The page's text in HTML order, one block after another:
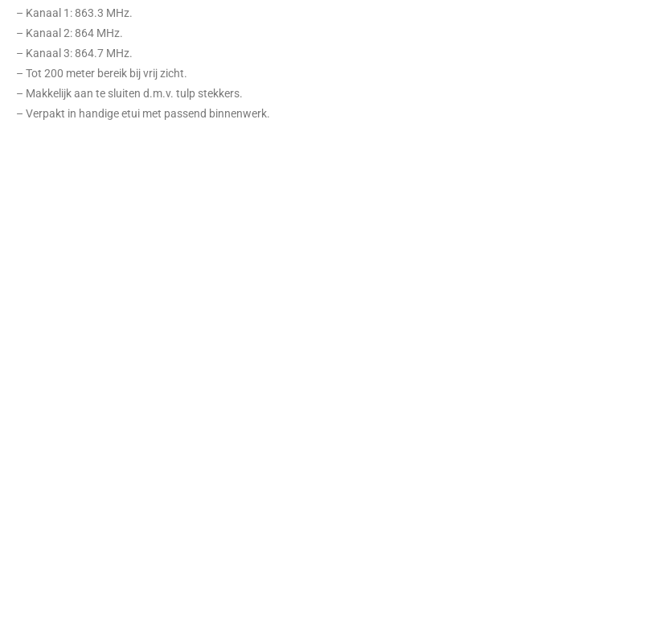
– Kanaal 1: 863.3 MHz.
– Kanaal 2: 864 MHz.
– Kanaal 3: 864.7 MHz.
– Tot 200 meter bereik bij vrij zicht.
– Makkelijk aan te sluiten d.m.v. tulp stekkers.
– Verpakt in handige etui met passend binnenwerk.